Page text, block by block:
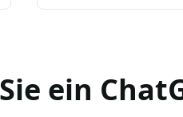
ein